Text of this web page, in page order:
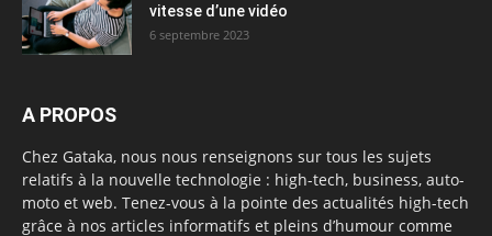
vitesse d’une vidéo
6 septembre 2023
A PROPOS
Chez Gataka, nous nous renseignons sur tous les sujets
relatifs à la nouvelle technologie : high-tech, business, auto-
moto et web. Tenez-vous à la pointe des actualités high-tech
grâce à nos articles informatifs et pleins d’humour comme